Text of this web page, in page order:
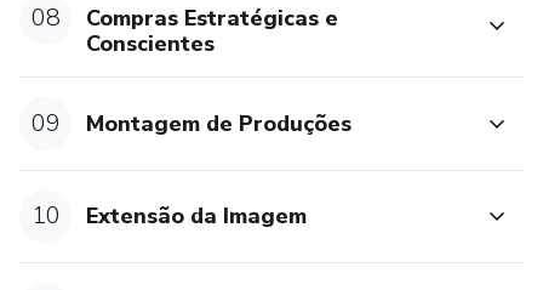
08
Compras Estratégicas e
Conscientes
09 Montagem de Produções
10 Extensão da Imagem